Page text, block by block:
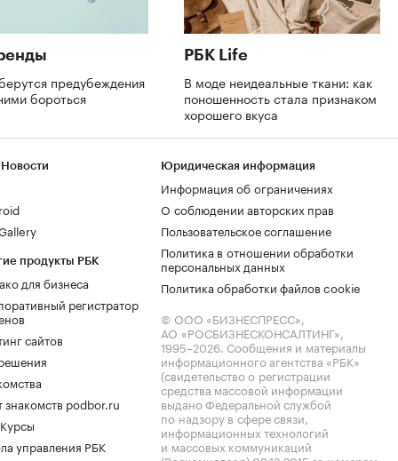
предубеждения
бороться
РБК Life
В моде неидеальные ткани: как
поношенность стала признаком
хорошего вкуса
продукты РБК
для бизнеса
регистратор
сайтов
знакомств podbor.ru
управления РБК
Юридическая информация
Информация об ограничениях
О соблюдении авторских прав
Пользовательское соглашение
Политика в отношении обработки
персональных данных
Политика обработки файлов cookie
© ООО «БИЗНЕСПРЕСС»,
АО «РОСБИЗНЕСКОНСАЛТИНГ»,
1995–2026. Сообщения и материалы
информационного агентства «РБК»
(свидетельство о регистрации
средства массовой информации
выдано Федеральной службой
по надзору в сфере связи,
информационных технологий
и массовых коммуникаций